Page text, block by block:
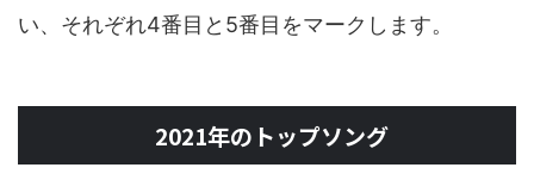
い、それぞれ4番目と5番目をマークします。
2021年のトップソング